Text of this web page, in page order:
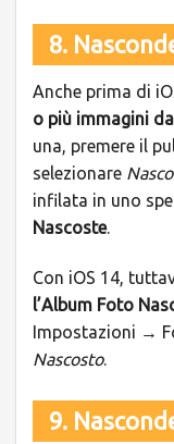
8.
Anche prima di
o più immagini
una, premere il
selezionare
infilata in uno
Nascoste.
Con iOS 14,
l’Album Foto
Impostazioni →
Nascosto.
9.